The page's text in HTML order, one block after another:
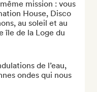
mission : vous
House, Disco
au soleil et au
île de la Loge du
de l’eau,
ondes qui nous